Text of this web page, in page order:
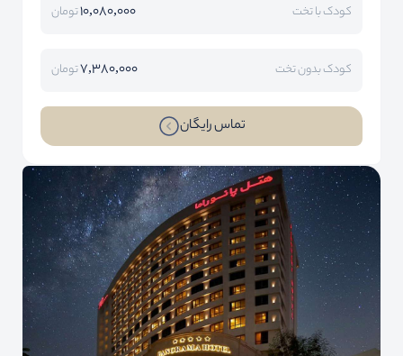
کودک با تخت 10,080,000تومان
کودک بدون تخت 7,380,000تومان
تماس رایگان